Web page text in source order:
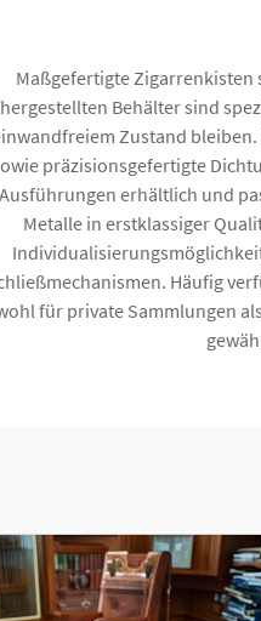
Maßgefertigte
hergestellten Behälter sind
Zustand
präzisionsgefertigte
Ausführungen erhältlich und
Metalle in erstklassiger
Häufig
für private Sammlungen